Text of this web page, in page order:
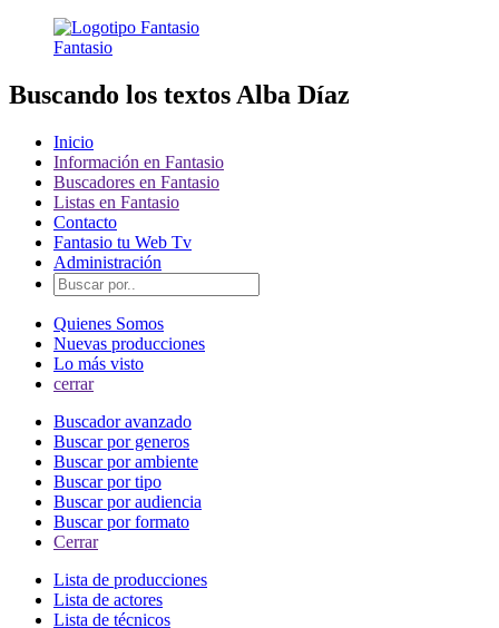
Fantasio
Buscando los textos Alba Díaz
Inicio
Información en Fantasio
Buscadores en Fantasio
Listas en Fantasio
Contacto
Fantasio tu Web Tv
Administración
Quienes Somos
Nuevas producciones
Lo más visto
cerrar
Buscador avanzado
Buscar por generos
Buscar por ambiente
Buscar por tipo
Buscar por audiencia
Buscar por formato
Cerrar
Lista de producciones
Lista de actores
Lista de técnicos